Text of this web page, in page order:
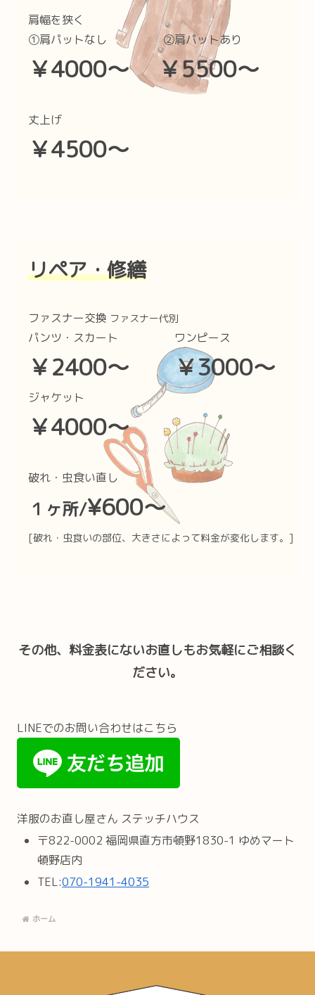
肩幅を狭く
①肩パットなし ②肩パットあり
￥4000〜 ￥5500〜
丈上げ
￥4500〜
リペア・修繕
ファスナー交換 ファスナー代別
パンツ・スカート ワンピース
￥2400〜 ￥3000〜
ジャケット
￥4000〜
破れ・虫食い直し
１ヶ所/¥600〜
[破れ・虫食いの部位、大きさによって料金が変化します。]
その他、料金表にないお直しもお気軽にご相談く
ださい。
LINEでのお問い合わせはこちら
洋服のお直し屋さん ステッチハウス
〒822-0002 福岡県直方市頓野1830-1 ゆめマート
頓野店内
TEL:070-1941-4035
ホーム